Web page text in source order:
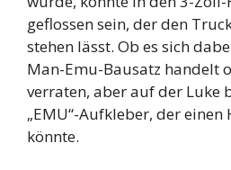
geflossen sein, der den
stehen lässt. Ob es sich
Man-Emu-Bausatz handelt
verraten, aber auf der Luke
„EMU“-Aufkleber, der einen
könnte.